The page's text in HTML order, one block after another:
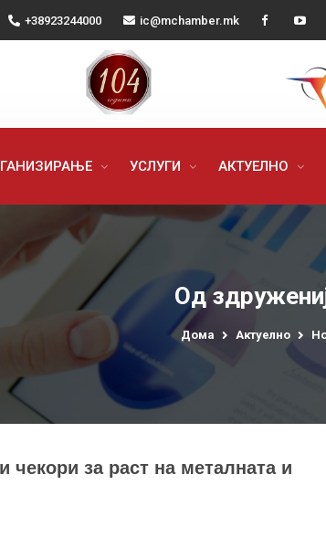
+38923244000 ic@mchamber.mk
УСЛУГИ АКТУЕЛНО
Од
Дома Актуелно
чекори за раст на металната и